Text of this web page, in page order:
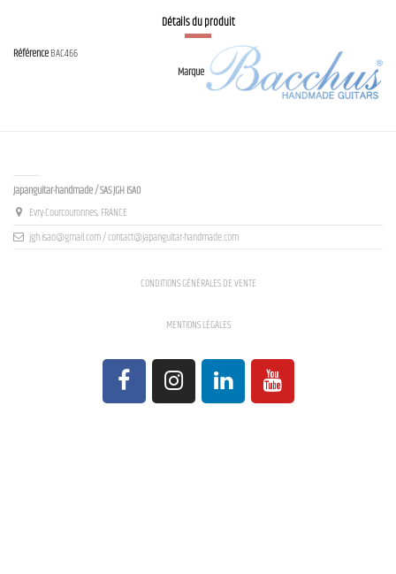
Détails du produit
Marque
RéférenceBAC466
Japanguitar-handmade / SAS JGH ISAO
Evry-Courcouronnes, FRANCE
jgh.isao@gmail.com / contact@japanguitar-handmade.com
CONDITIONS GÉNÉRALES DE VENTE
MENTIONS LÉGALES